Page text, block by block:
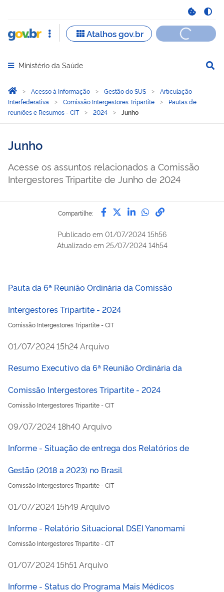
Abrir menu principal de navegação
Ministério da Saúde
Você está aqui:
Página Inicial
Acesso à Informação Gestão do SUS
Articulação
Interfederativa
Comissão Intergestores Tripartite
Pautas de
reuniões e Resumos - CIT
2024 Junho
Junho
Acesse os assuntos relacionados a Comissão
Intergestores Tripartite de Junho de 2024
Compartilhe: Compartilhe por Facebook
Compartilhe por Twitter
Compartilhe por
Compartilhe
link para
Publicado em 01/07/2024 15h56
Atualizado em 25/07/2024 14h54
Pauta da 6ª Reunião Ordinária da Comissão
Intergestores Tripartite - 2024
Comissão Intergestores Tripartite - CIT
publicado
01/07/202415h24Arquivo
Resumo Executivo da 6ª Reunião Ordinária da
Comissão Intergestores Tripartite - 2024
Comissão Intergestores Tripartite - CIT
publicado
09/07/202418h40 Arquivo
Informe - Situação de entrega dos Relatórios de
Gestão (2018 a 2023) no Brasil
Comissão Intergestores Tripartite - CIT
publicado
01/07/202415h49 Arquivo
Informe - Relatório Situacional DSEI Yanomami
Comissão Intergestores Tripartite - CIT
publicado
01/07/202415h51 Arquivo
Informe - Status do Programa Mais Médicos